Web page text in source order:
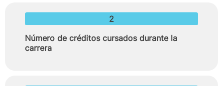
2
Número de créditos cursados durante la
carrera